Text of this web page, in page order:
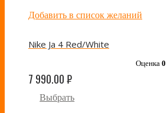
Добавить в список желаний
Nike Ja 4 Red/White
Оценка 0
7 990.00₽
Выбрать